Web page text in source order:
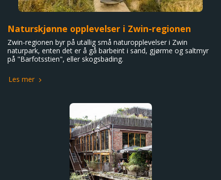
Naturskjønne opplevelser i Zwin-regionen
Zwin-regionen byr på utallig små naturopplevelser i Zwin
naturpark, enten det er å gå barbeint i sand, gjørme og saltmyr
på "Barfotsstien", eller skogsbading.
Les mer